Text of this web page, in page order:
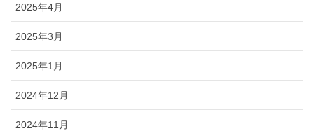
2025年4月
2025年3月
2025年1月
2024年12月
2024年11月